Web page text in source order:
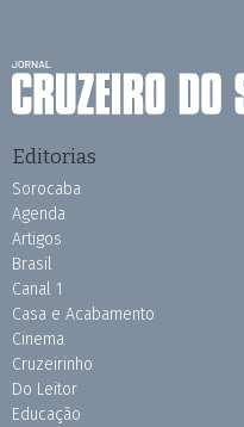
Editorias
Sorocaba
Agenda
Artigos
Brasil
Canal 1
Casa e Acabamento
Cinema
Cruzeirinho
Do Leitor
Educação